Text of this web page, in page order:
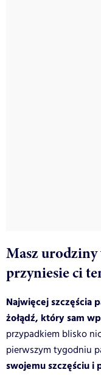
Masz urodziny
przyniesie ci
Najwięcej szczęścia
żołądź, który sam
przypadkiem blisko
pierwszym tygodniu
swojemu szczęściu i